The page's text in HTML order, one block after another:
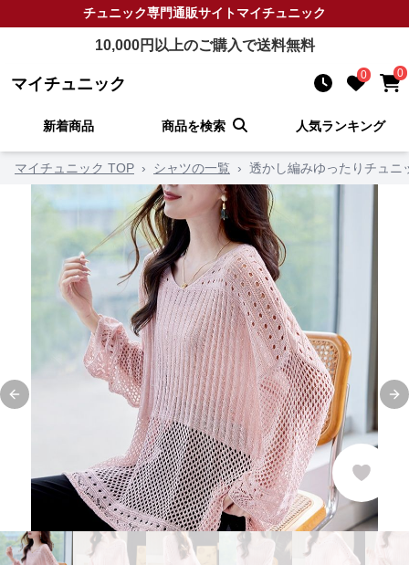
チュニック専門通販サイトマイチュニック
10,000円以上のご購入で送料無料
マイチュニック 0 0
新着商品 商品を検索 人気ランキング
マイチュニック TOP › シャツの一覧 › 透かし編みゆったりチュニ
Previous slide